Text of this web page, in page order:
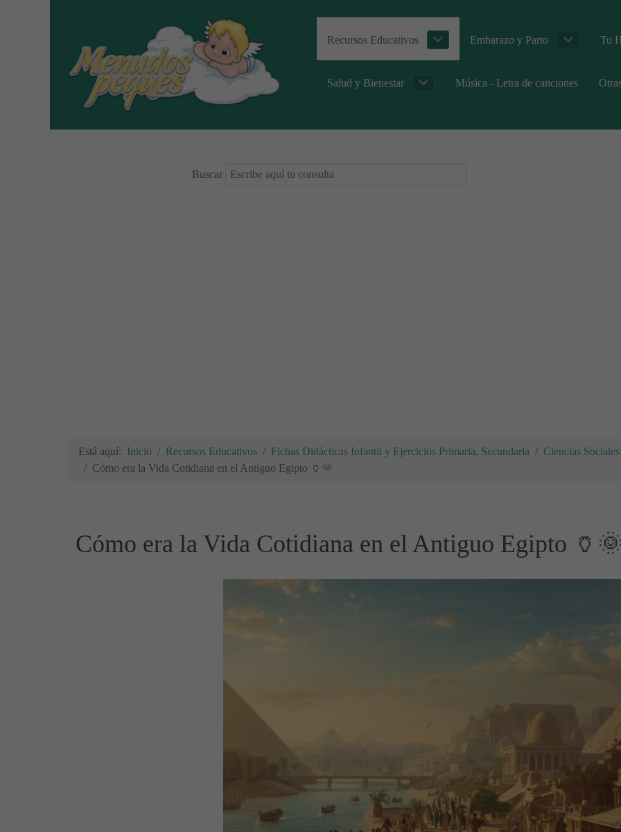
Recursos Educativos Embarazo y Parto Tu
Salud y Bienestar Música - Letra de canciones
Buscar
Está aquí: Inicio Recursos Educativos Fichas Didácticas Infantil y Ejercicios Primaria, Secundaria
Ciencias
Cómo era la Vida Cotidiana en el Antiguo Egipto 🏺🌞
Cómo era la Vida Cotidiana en el Antiguo Egipto 🏺🌞